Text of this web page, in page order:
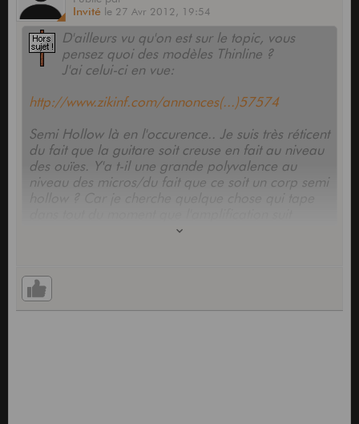
Invité le 27 Avr 2012, 19:54
D'ailleurs vu qu'on est sur le topic, vous
pensez quoi des modèles Thinline ?
J'ai celui-ci en vue:
http://www.zikinf.com/annonces(...)57574
Semi Hollow là en l'occurence.. Je suis très réticent
du fait que la guitare soit creuse en fait au niveau
des ouïes. Y'a t-il une grande polyvalence au
niveau des micros/du fait que ce soit un corp semi
hollow ? Car je cherche quelque chose qui tape
derrière (et je ne joue que sur Marshall depuis
Je ne pourrait pas l'essayer sur mes amplis mais
en gros, polyvalent ce genre de Tele ou pas (dans
un contexte blues/jazz/rock/ partie chorus (lead)